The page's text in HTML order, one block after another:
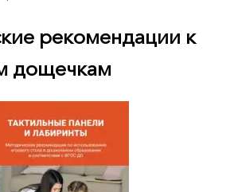
рекомендации к
дощечкам